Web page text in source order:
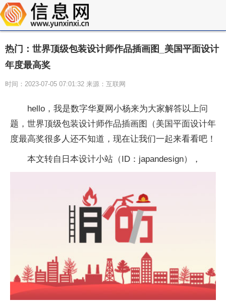
热门：世界顶级包装设计师作品插画图_美国平面设计
年度最高奖
时间：2023-07-05 07:01:32 来源：互联网
hello，我是数字华夏网小杨来为大家解答以上问
题，世界顶级包装设计师作品插画图（美国平面设计年
度最高奖很多人还不知道，现在让我们一起来看看吧！
本文转自日本设计小站（ID：japandesign），